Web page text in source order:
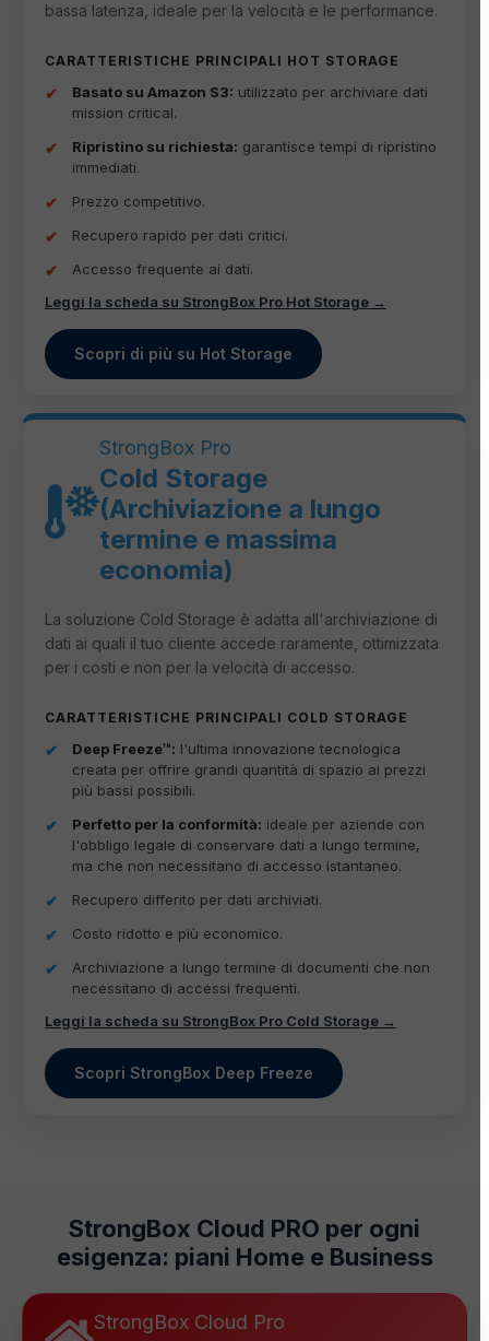
bassa latenza, ideale per la velocità e le performance.
CARATTERISTICHE PRINCIPALI HOT STORAGE
Basato su Amazon S3: utilizzato per archiviare dati
mission critical.
Ripristino su richiesta: garantisce tempi di ripristino
immediati.
Prezzo competitivo.
Recupero rapido per dati critici.
Accesso frequente ai dati.
Leggi la scheda su StrongBox Pro Hot Storage →
Scopri di più su Hot Storage
StrongBox Pro
Cold Storage
(Archiviazione a lungo
termine e massima
economia)
La soluzione Cold Storage è adatta all'archiviazione di
dati ai quali il tuo cliente accede raramente, ottimizzata
per i costi e non per la velocità di accesso.
CARATTERISTICHE PRINCIPALI COLD STORAGE
Deep Freeze™: l'ultima innovazione tecnologica
creata per offrire grandi quantità di spazio ai prezzi
più bassi possibili.
Perfetto per la conformità: ideale per aziende con
l'obbligo legale di conservare dati a lungo termine,
ma che non necessitano di accesso istantaneo.
Recupero differito per dati archiviati.
Costo ridotto e più economico.
Archiviazione a lungo termine di documenti che non
necessitano di accessi frequenti.
Leggi la scheda su StrongBox Pro Cold Storage →
Scopri StrongBox Deep Freeze
StrongBox Cloud PRO per ogni
esigenza: piani Home e Business
StrongBox Cloud Pro